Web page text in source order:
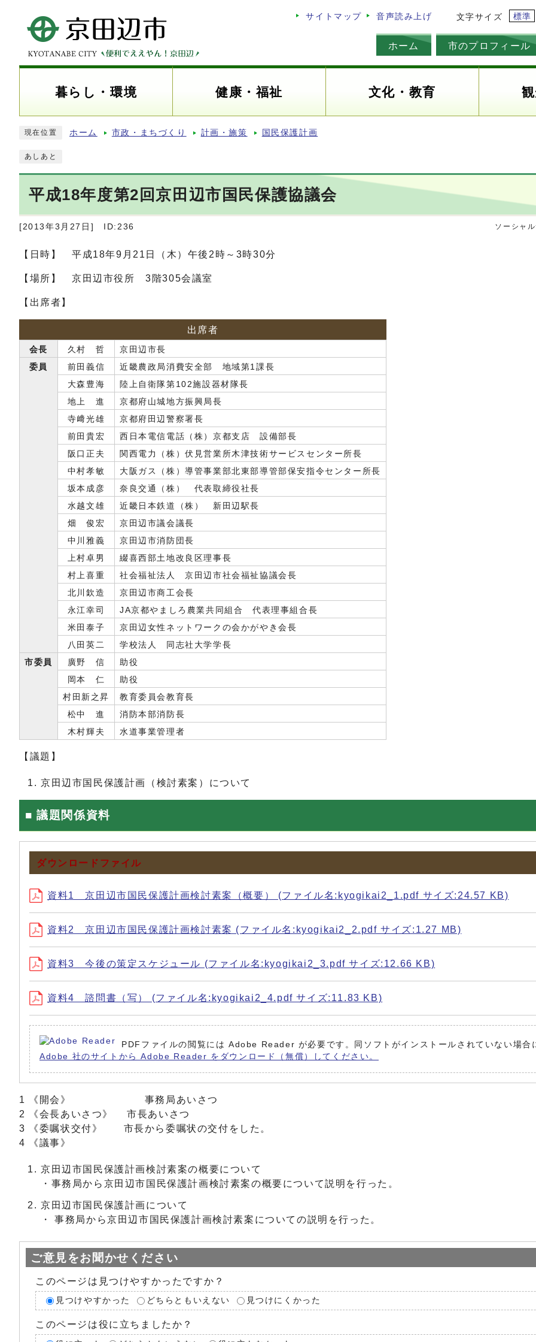
サイトマップ 音声読み上げ 文字サイズ 標準
ホーム 市のプロフィール
暮らし・環境 健康・福祉 文化・教育
現在位置 ホーム 市政・まちづくり 計画・施策 国民保護計画
あしあと
平成18年度第2回京田辺市国民保護協議会
[2013年3月27日] ID:236 ソーシャ
【日時】 平成18年9月21日（木）午後2時～3時30分
【場所】 京田辺市役所 3階305会議室
【出席者】
出席者
会長 久村 哲
京田辺市長
委員
前田義信
近畿農政局消費安全部 地域第1課長
大森豊海
陸上自衛隊第102施設器材隊長
地上 進
京都府山城地方振興局長
寺﨑光雄
京都府田辺警察署長
前田貴宏
西日本電信電話（株）京都支店 設備部長
阪口正夫
関西電力（株）伏見営業所木津技術サービスセンター所長
中村孝敏
大阪ガス（株）導管事業部北東部導管部保安指令センター所長
坂本成彦
奈良交通（株） 代表取締役社長
水越文雄
近畿日本鉄道（株） 新田辺駅長
畑 俊宏
京田辺市議会議長
中川雅義
京田辺市消防団長
上村卓男
綴喜西部土地改良区理事長
村上喜重
社会福祉法人 京田辺市社会福祉協議会長
北川欽造
京田辺市商工会長
永江幸司
JA京都やましろ農業共同組合 代表理事組合長
米田泰子
京田辺女性ネットワークの会かがやき会長
八田英二
学校法人 同志社大学学長
市委員
廣野 信
助役
岡本 仁
助役
村田新之昇
教育委員会教育長
松中 進
消防本部消防長
木村輝夫
水道事業管理者
【議題】
京田辺市国民保護計画（検討素案）について
■ 議題関係資料
ダウンロードファイル
資料1 京田辺市国民保護計画検討素案（概要） (ファイル名:kyogikai2_1.pdf サイズ:24.57 KB)
資料2 京田辺市国民保護計画検討素案 (ファイル名:kyogikai2_2.pdf サイズ:1.27 MB)
資料3 今後の策定スケジュール (ファイル名:kyogikai2_3.pdf サイズ:12.66 KB)
資料4 諮問書（写） (ファイル名:kyogikai2_4.pdf サイズ:11.83 KB)
PDFファイルの閲覧には Adobe Reader が必要です。同ソフトがインストールされていない場合
Adobe 社のサイトから Adobe Reader をダウンロード（無償）してください。
1 《開会》 事務局あいさつ
2 《会長あいさつ》 市長あいさつ
3 《委嘱状交付》 市長から委嘱状の交付をした。
4 《議事》
京田辺市国民保護計画検討素案の概要について
・事務局から京田辺市国民保護計画検討素案の概要について説明を行った。
京田辺市国民保護計画について
・ 事務局から京田辺市国民保護計画検討素案についての説明を行った。
ご意見をお聞かせください
このページは見つけやすかったですか？
見つけやすかった どちらともいえない 見つけにくかった
このページは役に立ちましたか？